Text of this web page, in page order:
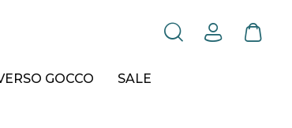
GOCCO SALE